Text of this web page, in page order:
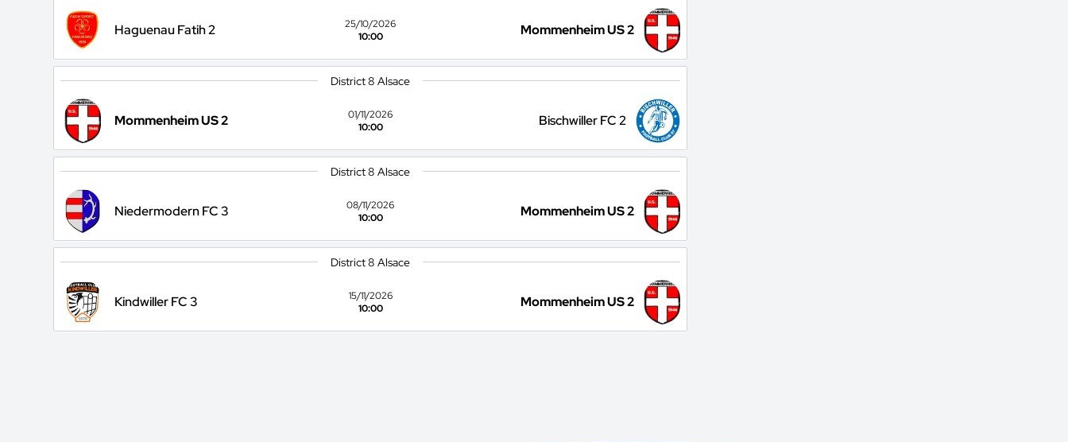
Haguenau Fatih 2
25/10/2026
10:00
Mommenheim US 2
District 8 Alsace
Mommenheim US 2
01/11/2026
10:00
Bischwiller FC 2
District 8 Alsace
Niedermodern FC 3
08/11/2026
10:00
Mommenheim US 2
District 8 Alsace
Kindwiller FC 3
15/11/2026
10:00
Mommenheim US 2